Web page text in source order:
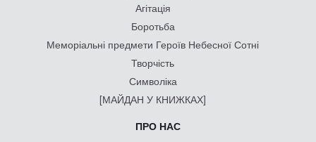
Агітація
Боротьба
Меморіальні предмети Героїв Небесної Сотні
Творчість
Символіка
[МАЙДАН У КНИЖКАХ]
ПРО НАС